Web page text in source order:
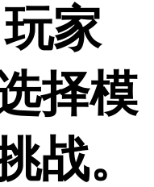
家
择模
战。